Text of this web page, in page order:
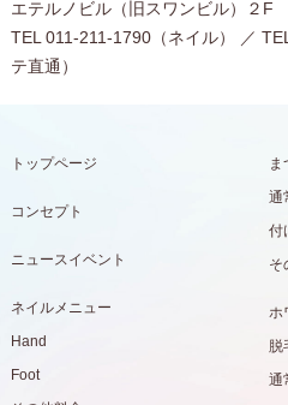
エテルノビル（旧スワンビル）２F
TEL 011-211-1790（ネイル） ／
テ直通）
トップページ
コンセプト
ニュースイベント
ネイルメニュー
Hand
Foot
ま
通
付
そ
ホ
脱
通